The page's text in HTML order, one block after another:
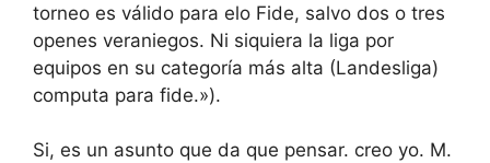
torneo es válido para elo Fide, salvo dos o tres
openes veraniegos. Ni siquiera la liga por
equipos en su categoría más alta (Landesliga)
computa para fide.»).
Si, es un asunto que da que pensar. creo yo. M.